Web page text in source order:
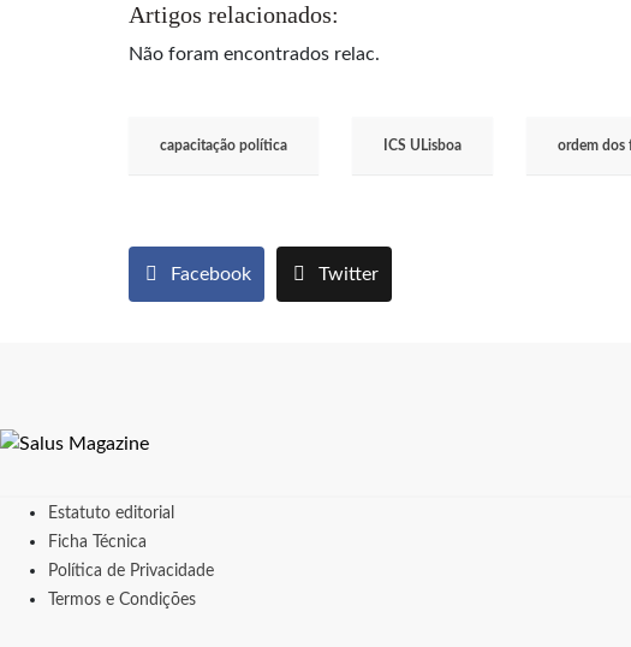
Artigos relacionados:
Não foram encontrados relac.
capacitação política ICS ULisboa ordem dos
Facebook Twitter
Estatuto editorial
Ficha Técnica
Política de Privacidade
Termos e Condições